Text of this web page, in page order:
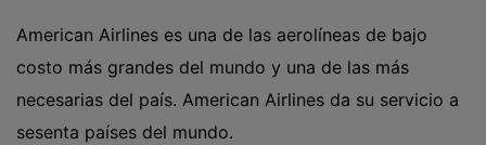
American Airlines es una de las aerolíneas de bajo
costo más grandes del mundo y una de las más
necesarias del país. American Airlines da su servicio a
sesenta países del mundo.